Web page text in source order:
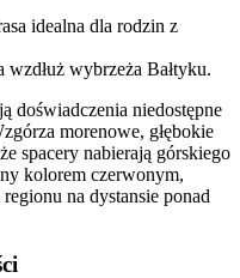
idealna dla rodzin z
wzdłuż wybrzeża Bałtyku.
doświadczenia niedostępne
morenowe, głębokie
spacery nabierają górskiego
kolorem czerwonym,
na dystansie ponad